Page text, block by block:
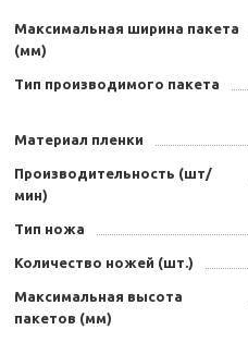
Максимальная ширина пакета
(мм)
Тип производимого пакета
Материал пленки
Производительность (шт/
мин)
Тип ножа
Количество ножей (шт.)
Максимальная высота
пакетов (мм)